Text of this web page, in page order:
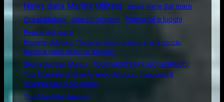
News dalla Marina Militare
news varie dal mare
Ocean4future
Oltre Gli Orizzonti
Paesaggi e luoghi
Poesie del mare
Progetto didattico: “Tu sei un intero oceano in una goccia.
Rompi le pareti della tua prigione”
Storia del San Marco
TOUR MEDITERRANEO VESPUCCI
Tour Mondiale di Nave Amerigo Vespucci: inaugurato il
Villaggio Italia di Singapore
Tour Mondiale Vespucci